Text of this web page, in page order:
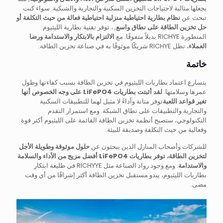
يجعلها مثالية لاحتياجات التخزين السكنية والتجارية والشبكية. سواء كنت
تبحث عن نظام بطارية احتياطية منزلية احتياطية فعالة من حيث التكلفة أو
حل تخزين الطاقة على نطاق واسع, ، توفر تقنية بطارية الليثيوم
المتطورة RICHYE بديلاً متفوقًا. مع
الالتزام بالابتكار والاستدامة ورضا
العملاء، تظل RICHYE شريكًا موثوقًا به في صناعة تخزين الطاقة.
خاتمة
يتسارع اعتماد بطاريات الليثيوم في تخزين الطاقة بسبب كفاءتها وطول
عمرها وسلامتها.
لقد أثبتت بطاريات LiFePO4 على وجه الخصوص أنها
تغير قواعد اللعبةتوفر متانة وأداءً لا مثيل لهما للتطبيقات السكنية
والتجارية والتطبيقات على نطاق الشبكة. ومع استمرار التقدم
التكنولوجي، ستصبح أنظمة تخزين الطاقة القائمة على الليثيوم أكثر قوة
وفعالية من حيث التكلفة وصديقة للبيئة.
للشركات وأصحاب المنازل الذين يبحثون عن حلول موثوقة وطويلة الأجل
لتخزين الطاقة، توفر بطاريات LiFePO4 أفضل مزيج من الأداء والسلامة
والاستدامة
. ومع وجود رواد الصناعة مثل RICHYYE في طليعة ابتكار
بطاريات الليثيوم، يبدو مستقبل تخزين الطاقة أكثر إشراقًا من أي وقت
مضى.